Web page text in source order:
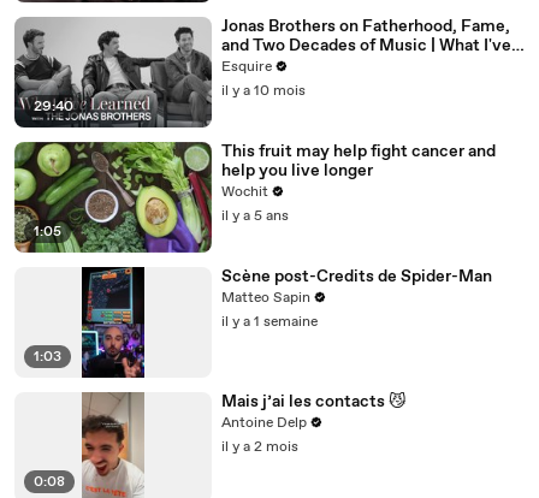
29:40
Jonas Brothers on Fatherhood, Fame,
and Two Decades of Music | What I've
Learned | Esquire
Esquire
il y a 10 mois
1:05
This fruit may help fight cancer and
help you live longer
Wochit
il y a 5 ans
1:03
Scène post-Credits de Spider-Man
Matteo Sapin
il y a 1 semaine
0:08
Mais j’ai les contacts 😼
Antoine Delp
il y a 2 mois